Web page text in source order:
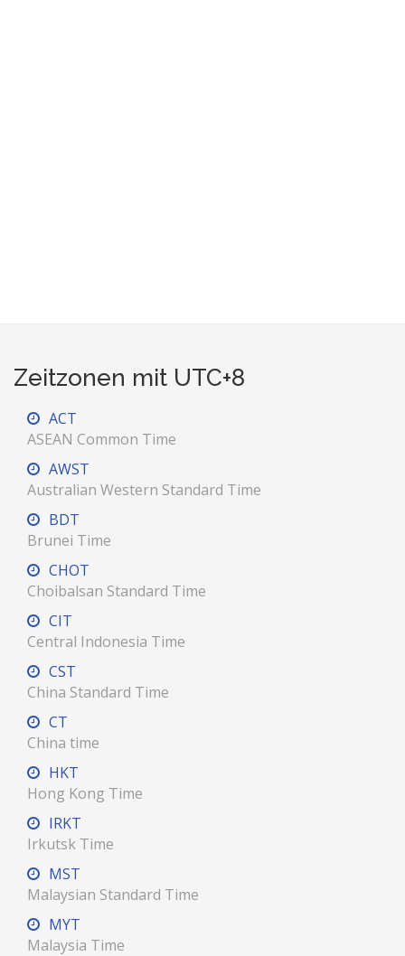
Zeitzonen mit UTC+8
ACT
ASEAN Common Time
AWST
Australian Western Standard Time
BDT
Brunei Time
CHOT
Choibalsan Standard Time
CIT
Central Indonesia Time
CST
China Standard Time
CT
China time
HKT
Hong Kong Time
IRKT
Irkutsk Time
MST
Malaysian Standard Time
MYT
Malaysia Time